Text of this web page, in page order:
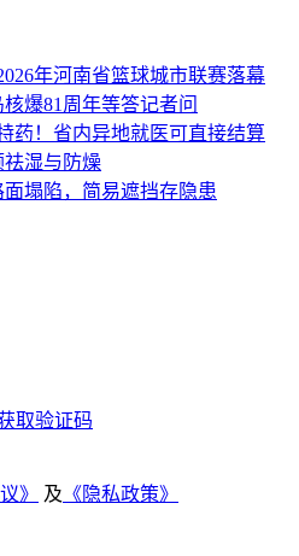
年河南省篮球城市联赛落幕
爆81周年等答记者问
药！省内异地就医可直接结算
湿与防燥
塌陷，简易遮挡存隐患
取验证码
》 及 《隐私政策》